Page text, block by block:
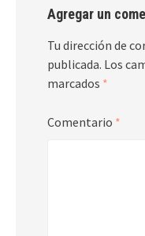
Agregar un
Tu dirección de
publicada. Los
marcados *
Comentario *